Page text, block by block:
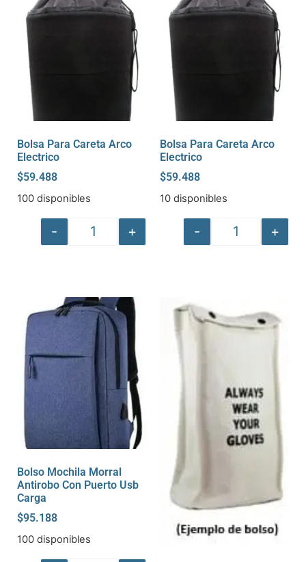
Bolsa Para Careta Arco
Electrico
$59.488
100 disponibles
- +
Bolsa Para Careta Arco
Electrico
$59.488
10 disponibles
- +
Bolso Mochila Morral
Antirobo Con Puerto Usb
Carga
$95.188
100 disponibles